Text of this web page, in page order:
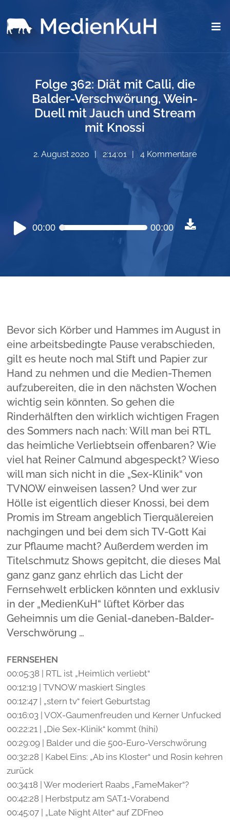
Folge 362: Diät mit Calli, die
Balder-Verschwörung, Wein-
Duell mit Jauch und Stream
mit Knossi
2. August 2020 2:14:01 4 Kommentare
Audio-
Player
00:00 00:00
Bevor sich Körber und Hammes im August in
eine arbeitsbedingte Pause verabschieden,
gilt es heute noch mal Stift und Papier zur
Hand zu nehmen und die Medien-Themen
aufzubereiten, die in den nächsten Wochen
wichtig sein könnten. So gehen die
Rinderhälften den wirklich wichtigen Fragen
des Sommers nach nach: Will man bei RTL
das heimliche Verliebtsein offenbaren? Wie
viel hat Reiner Calmund abgespeckt? Wieso
will man sich nicht in die „Sex-Klinik“ von
TVNOW einweisen lassen? Und wer zur
Hölle ist eigentlich dieser Knossi, bei dem
Promis im Stream angeblich Tierquälereien
nachgingen und bei dem sich TV-Gott Kai
zur Pflaume macht? Außerdem werden im
Titelschmutz Shows gepitcht, die dieses Mal
ganz ganz ganz ehrlich das Licht der
Fernsehwelt erblicken könnten und exklusiv
in der „MedienKuH“ lüftet Körber das
Geheimnis um die Genial-daneben-Balder-
Verschwörung …
FERNSEHEN
00:05:38 | RTL ist „Heimlich verliebt“
00:12:19 | TVNOW maskiert Singles
00:12:47 | „stern tv“ feiert Geburtstag
00:16:03 | VOX-Gaumenfreuden und Kerner Unfucked
00:22:21 | „Die Sex-Klinik“ kommt (hihi)
00:29:09 | Balder und die 500-Euro-Verschwörung
00:32:28 | Kabel Eins: „Ab ins Kloster“ und Rosin kehren
zurück
00:34:18 | Wer moderiert Raabs „FameMaker“?
00:42:28 | Herbstputz am SAT.1-Vorabend
00:45:07 | „Late Night Alter“ auf ZDFneo